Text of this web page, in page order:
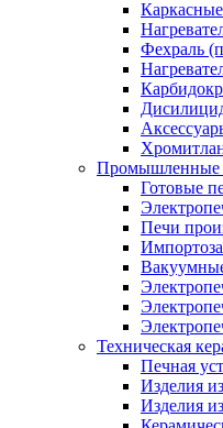
Фехраль
Промышленные
Готовые
Печи
Техническая
Печная
Изделия
Изделия